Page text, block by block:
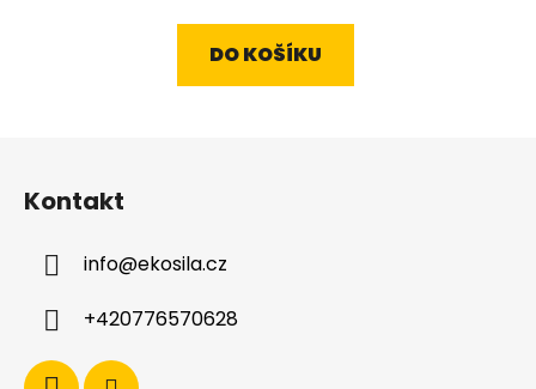
DO KOŠÍKU
Kontakt
info@ekosila.cz
+420776570628